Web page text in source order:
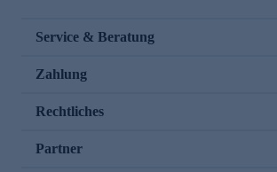
Service & Beratung
Zahlung
Rechtliches
Partner